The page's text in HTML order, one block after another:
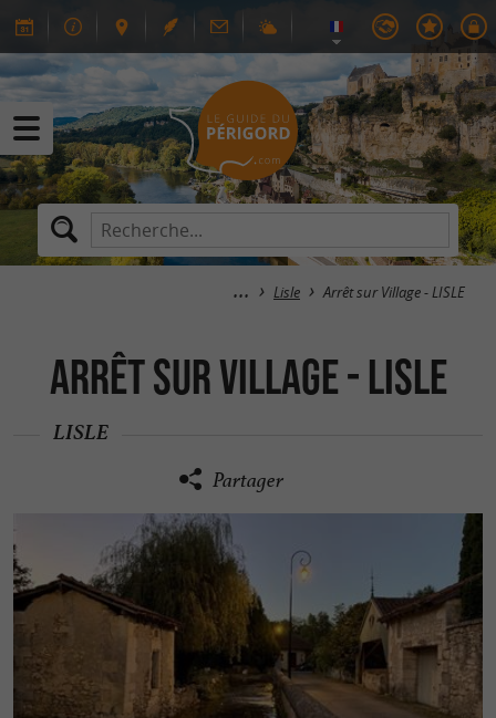
Lisle Arrêt sur Village - LISLE
Arrêt sur Village - LISLE
LISLE
Partager